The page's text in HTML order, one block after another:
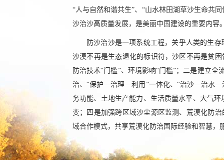
“人与自然和谐共生”、“山水林田湖草沙生命共
沙治沙高质量发展，是美丽中国建设的重要内容
防沙治沙是一项系统工程，关乎人类的生
沙漠不再是生态退化的标识符，沙区不再是贫
防治技术“门槛”、环境影响“门槛”；二是建立
治、“保护—治理—利用”一体化、“治沙—治水—
务功能、土地生产能力、生活质量水平、大气
变；四是加强跨区域沙尘源区监测、荒漠化防
域合作模式，共享荒漠化防治国际经验和智慧，